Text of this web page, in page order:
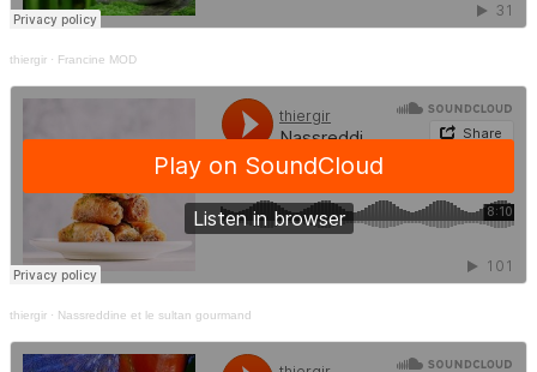
thiergir · Francine MOD
thiergir · Nassreddine et le sultan gourmand